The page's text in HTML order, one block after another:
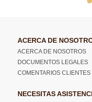
ACERCA DE
ACERCA DE NOSOTROS
DOCUMENTOS LEGALES
COMENTARIOS CLIENTES
NECESITAS